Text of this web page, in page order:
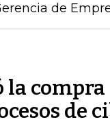
de
compra
de